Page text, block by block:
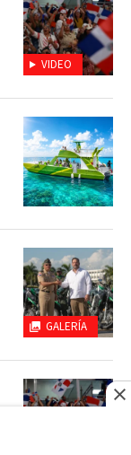
VIDEO
GALERÍA